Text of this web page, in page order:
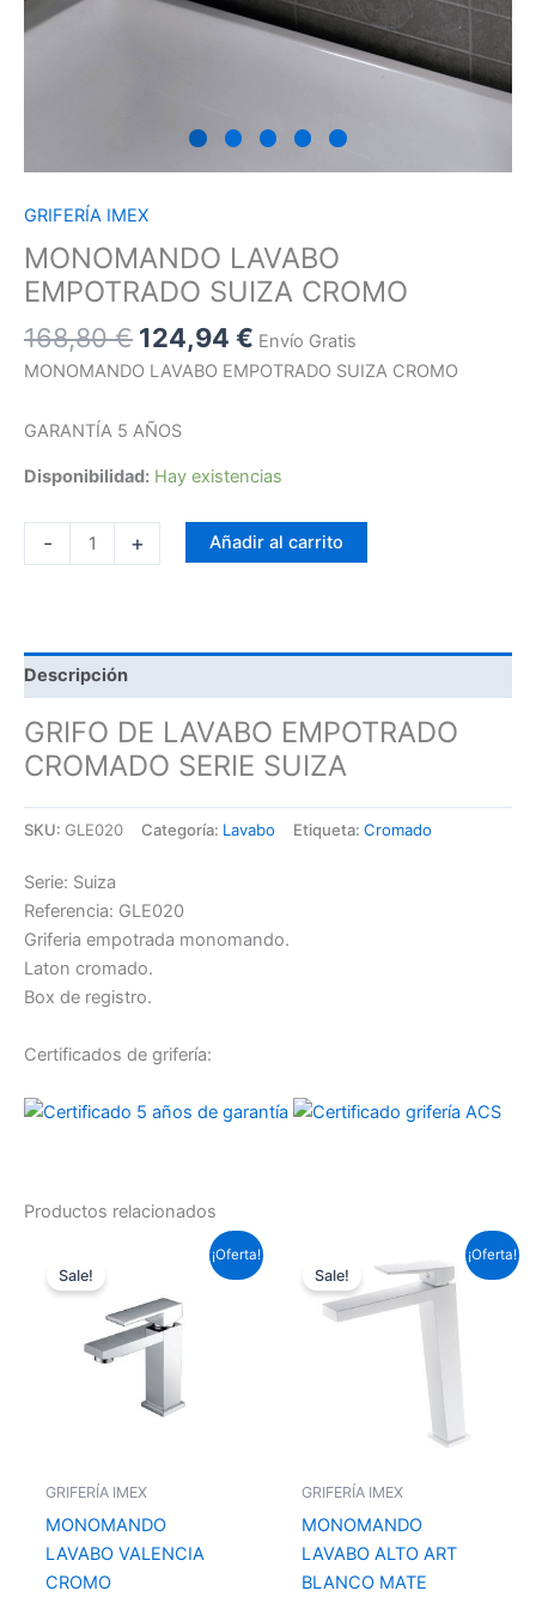
GRIFERÍA IMEX
MONOMANDO LAVABO
EMPOTRADO SUIZA CROMO
168,80€ 124,94 € Envío Gratis
MONOMANDO LAVABO EMPOTRADO SUIZA CROMO
GARANTÍA 5 AÑOS
Disponibilidad: Hay existencias
- + Añadir al carrito
Descripción
GRIFO DE LAVABO EMPOTRADO
CROMADO SERIE SUIZA
SKU: GLE020 Categoría: Lavabo Etiqueta: Cromado
Serie: Suiza
Referencia: GLE020
Griferia empotrada monomando.
Laton cromado.
Box de registro.
Certificados de grifería:
Productos relacionados
¡Oferta!
Sale!
GRIFERÍA IMEX
MONOMANDO
LAVABO VALENCIA
CROMO
original
era:
87,12 €.
precio
es:
64,49 €.
¡Oferta!
Sale!
GRIFERÍA IMEX
MONOMANDO
LAVABO ALTO ART
BLANCO MATE
precio
original
era:
precio
actual